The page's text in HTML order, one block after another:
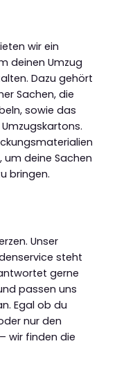
wir ein
deinen Umzug
Dazu gehört
Sachen, die
sowie das
deine Sachen
bringen.
Unser
steht
gerne
passen uns
Egal ob du
nur den
wir finden die